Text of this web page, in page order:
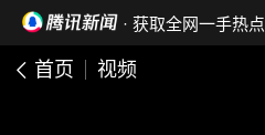
· 获取全网一手热点
首页 视频